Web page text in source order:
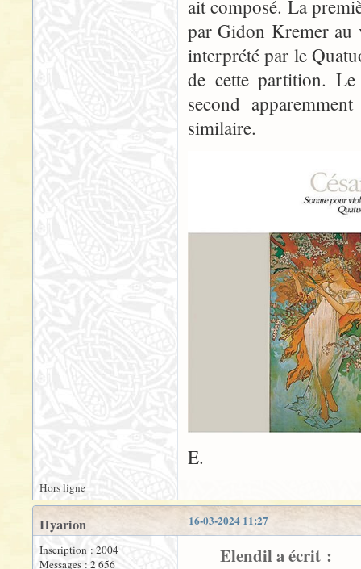
ait composé. La
par Gidon Kremer au
interprété par le
de cette partition.
second
similaire.
E.
Hors ligne
16-03-2024 11:27
Hyarion
Inscription : 2004
Messages : 2 656
Elendil a écrit :